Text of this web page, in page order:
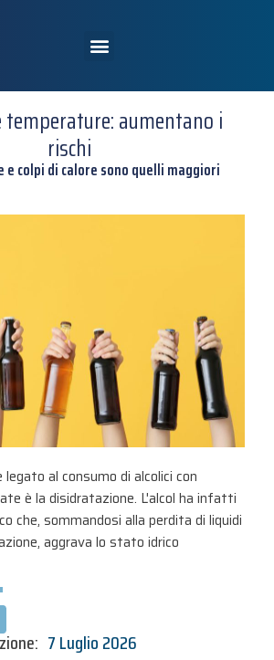
temperature: aumentano i
rischi
colpi di calore sono quelli maggiori
legato al consumo di alcolici con
è la disidratazione. L'alcol ha infatti
che, sommandosi alla perdita di liquidi
aggrava lo stato idrico
7 Luglio 2026